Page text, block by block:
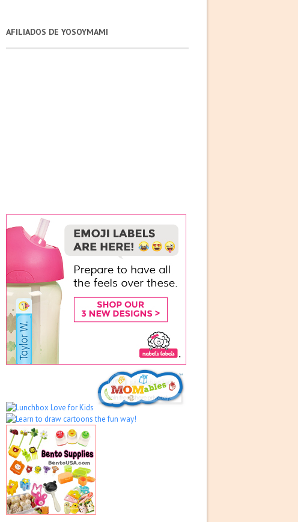
AFILIADOS DE YOSOYMAMI